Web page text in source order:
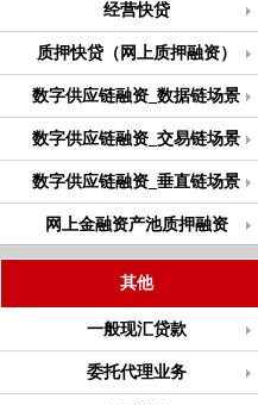
经营快贷
质押快贷（网上质押融资）
数字供应链融资_数据链场景
数字供应链融资_交易链场景
数字供应链融资_垂直链场景
网上金融资产池质押融资
其他
一般现汇贷款
委托代理业务